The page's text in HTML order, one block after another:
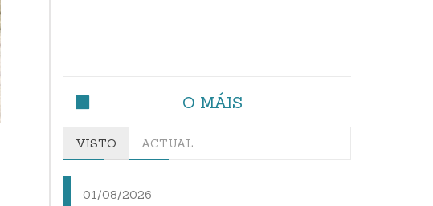
O MÁIS
VISTO ACTUAL
01/08/2026